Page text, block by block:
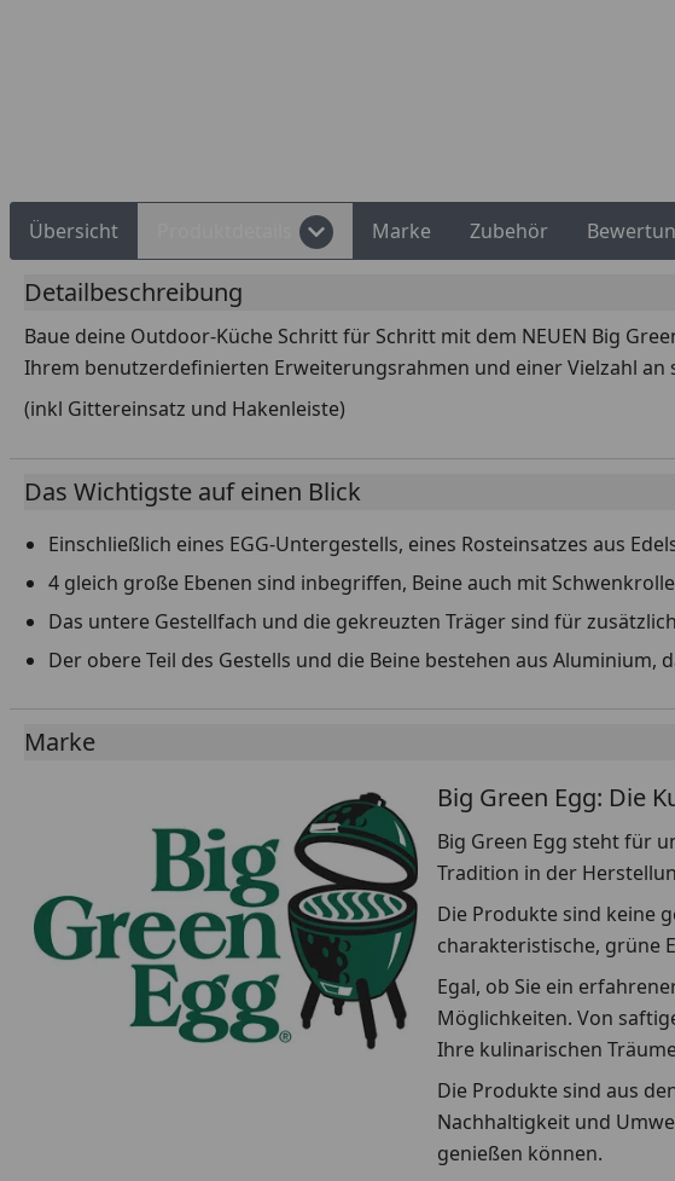
Übersicht Marke Zubehör
Detailbeschreibung
Baue deine Outdoor-Küche Schritt für Schritt mit dem NEUEN Big
Ihrem benutzerdefinierten Erweiterungsrahmen und einer Vielzahl
(inkl Gittereinsatz und Hakenleiste)
Das Wichtigste auf einen Blick
Einschließlich eines EGG-Untergestells, eines Rosteinsatzes aus
4 gleich große Ebenen sind inbegriffen, Beine auch mit
Das untere Gestellfach und die gekreuzten Träger sind für
Der obere Teil des Gestells und die Beine bestehen aus
Marke
Big Green Egg: Die
Big Green Egg steht für
Tradition in der
Die Produkte sind keine
charakteristische, grüne
Egal, ob Sie ein
Möglichkeiten. Von
Ihre kulinarischen
Die Produkte sind aus
Nachhaltigkeit und
genießen können.